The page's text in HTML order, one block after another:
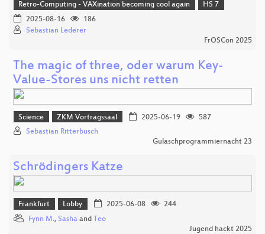
Retro-Computing - VAXination becoming cool again
HS 7
2025-08-16
186
Sebastian Lederer
FrOSCon 2025
The magic of three, oder warum Key-
Value-Stores uns nicht retten
Science ZKM Vortragssaal 2025-06-19
587
Sebastian Ritterbusch
Gulaschprogrammiernacht 23
Schrödingers Katze
Frankfurt Lobby 2025-06-08
244
Fynn M., Sasha and Teo
Jugend hackt 2025